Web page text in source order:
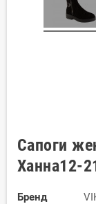
Сапоги
Ханна12-
Бренд